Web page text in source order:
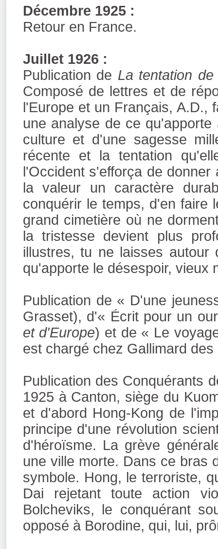
Décembre 1925 :
Retour en France.
Juillet 1926 :
Publication de La tentation
Composé de lettres et de
l'Europe et un Français, A.D.,
une analyse de ce
culture et d'une sagesse
récente et la tentation
l'Occident s'efforça de
la valeur un caractère
conquérir le temps, d'en faire
grand cimetière où ne
la tristesse devient plus
illustres, tu ne laisses
qu'apporte le désespoir, vieux
Publication de « D'une
Grasset), d'« Écrit pour un
et d'Europe) et de « Le
est chargé chez Gallimard
Publication des Conquérants
1925 à Canton, siège du
et d'abord Hong-Kong de
principe d'une révolution
d'héroïsme. La grève
une ville morte. Dans ce bras
symbole. Hong, le terroriste,
Dai rejetant toute action
Bolcheviks, le conquérant
opposé à Borodine, qui, lui,